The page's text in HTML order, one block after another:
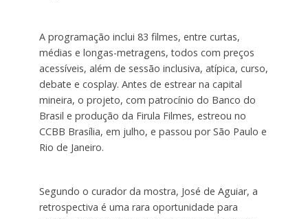
A programação inclui 83 filmes, entre curtas,
médias e longas-metragens, todos com preços
acessíveis, além de sessão inclusiva, atípica, curso,
debate e cosplay. Antes de estrear na capital
mineira, o projeto, com patrocínio do Banco do
Brasil e produção da Firula Filmes, estreou no
CCBB Brasília, em julho, e passou por São Paulo e
Rio de Janeiro.
Segundo o curador da mostra, José de Aguiar, a
retrospectiva é uma rara oportunidade para